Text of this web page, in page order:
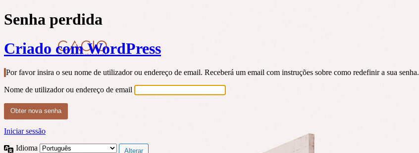
Senha perdida
Criado com WordPress
Por favor insira o seu nome de utilizador ou endereço de email. Receberá um email com instruções sobre como redefinir a sua senha.
Nome de utilizador ou endereço de email
Iniciar sessão
Idioma